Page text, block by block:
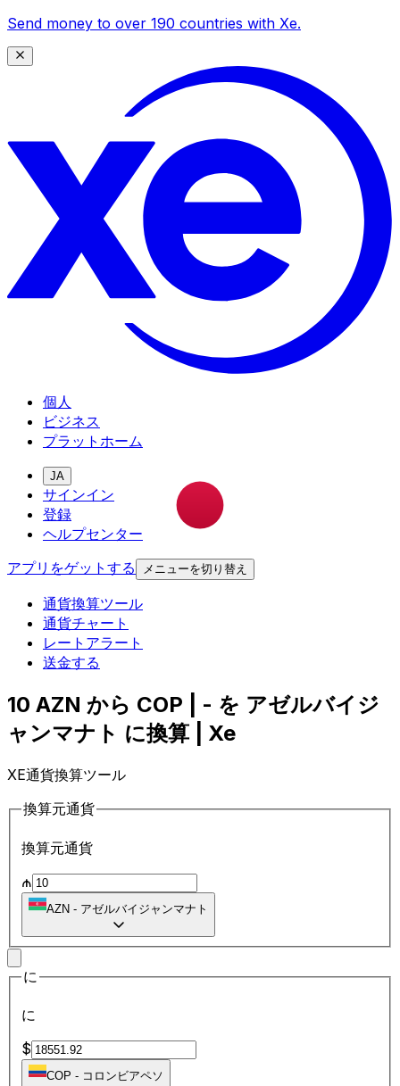
Send money to over 190 countries with Xe.
個人
ビジネス
プラットホーム
JA
サインイン
登録
ヘルプセンター
アプリをゲットする
メニューを切り替え
通貨換算ツール
通貨チャート
レートアラート
送金する
10 AZN から COP | - を アゼルバイジ
ャンマナト に換算 | Xe
XE通貨換算ツール
換算元通貨
換算元通貨
₼
AZN - アゼルバイジャンマナト
に
に
$
COP - コロンビアペソ